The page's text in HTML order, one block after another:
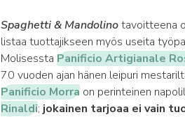
Spaghetti & Mandolinotavoitteena
listaa tuottajikseen myös useita
Molisessta Panificio Artigianale
70 vuoden ajan hänen leipuri
Panificio Morraon perinteinen
Rinaldi; jokainen tarjoaa ei vain